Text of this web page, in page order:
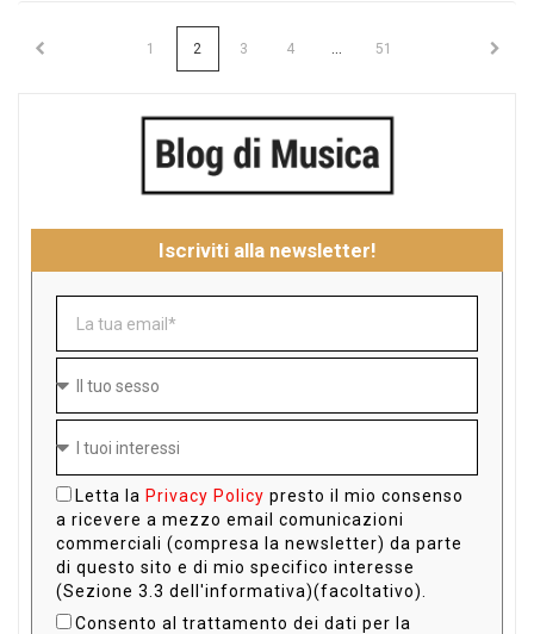
1 2 3 4 ... 51
Iscriviti alla newsletter!
Letta la Privacy Policy presto il mio consenso
a ricevere a mezzo email comunicazioni
commerciali (compresa la newsletter) da parte
di questo sito e di mio specifico interesse
(Sezione 3.3 dell'informativa)(facoltativo).
Consento al trattamento dei dati per la